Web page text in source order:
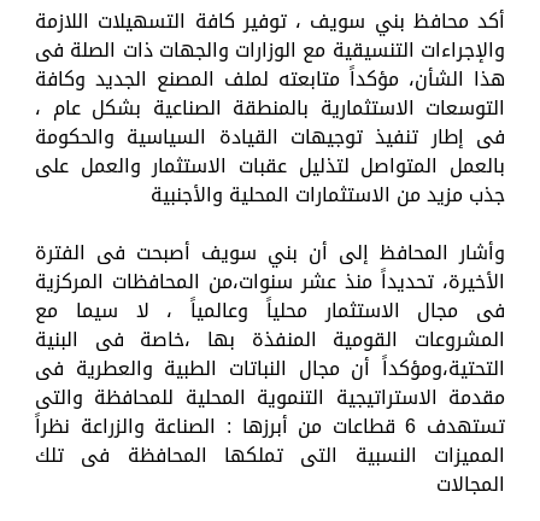
أكد محافظ بني سويف ، توفير كافة التسهيلات اللازمة
والإجراءات التنسيقية مع الوزارات والجهات ذات الصلة فى
هذا الشأن، مؤكداً متابعته لملف المصنع الجديد وكافة
التوسعات الاستثمارية بالمنطقة الصناعية بشكل عام ،
فى إطار تنفيذ توجيهات القيادة السياسية والحكومة
بالعمل المتواصل لتذليل عقبات الاستثمار والعمل على
جذب مزيد من الاستثمارات المحلية والأجنبية
وأشار المحافظ إلى أن بني سويف أصبحت فى الفترة
الأخيرة، تحديداً منذ عشر سنوات،من المحافظات المركزية
فى مجال الاستثمار محلياً وعالمياً ، لا سيما مع
المشروعات القومية المنفذة بها ،خاصة فى البنية
التحتية،ومؤكداً أن مجال النباتات الطبية والعطرية فى
مقدمة الاستراتيجية التنموية المحلية للمحافظة والتى
تستهدف 6 قطاعات من أبرزها : الصناعة والزراعة نظراً
المميزات النسبية التى تملكها المحافظة فى تلك
المجالات